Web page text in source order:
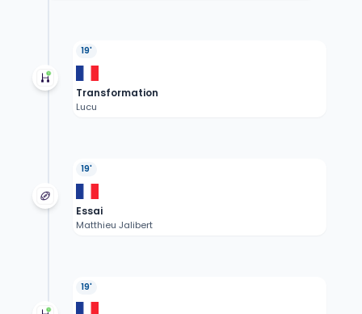
19'
Transformation
Lucu
19'
Essai
Matthieu Jalibert
19'